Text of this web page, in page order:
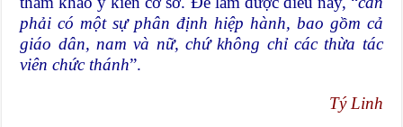
phải có một sự phân định hiệp hành, bao gồm cả
giáo dân, nam và nữ, chứ không chỉ các thừa tác
viên chức thánh”.
Tý Linh